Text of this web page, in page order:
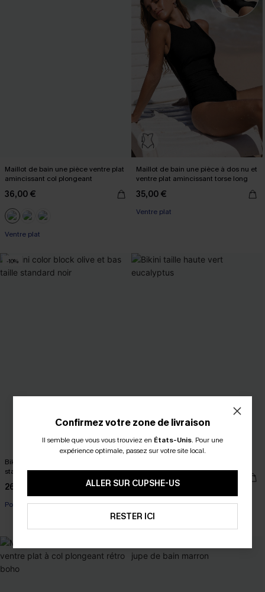
Maillot de bain une pièce ventre plat
amincissant col plongeant
36,00 €
Ventre plat
Maillot de bain une pièce à dos nu et
ventre plat amincissant torse long
35,00 €
Ventre plat
-10%
Bikini color block olive et bas taille
standard noir
26,00 €
Poitrines généreuses
39,00 €
Taille haute
Confirmez votre zone de livraison
Il semble que vous vous trouviez en États-Unis. Pour une
expérience optimale, passez sur votre site local.
ALLER SUR CUPSHE-US
RESTER ICI